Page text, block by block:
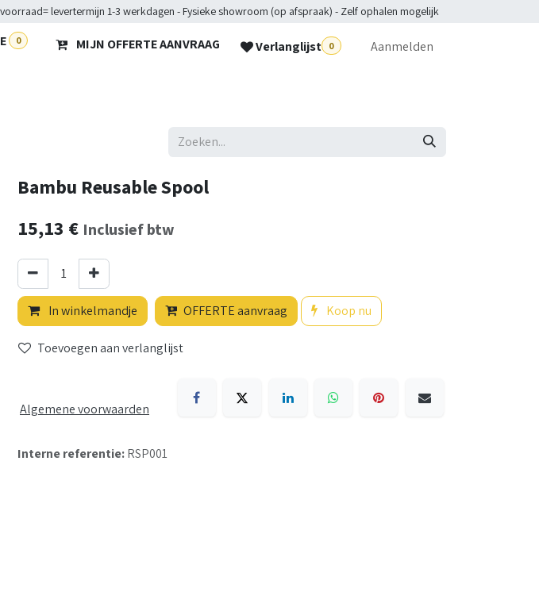
levertermijn 1-3 werkdagen - Fysieke showroom (op afspraak) - Zelf ophalen mogelijk
0 MIJN OFFERTE AANVRAAG Verlanglijst 0 Aanmelden
Bambu Reusable Spool
15,13 € Inclusief btw
In winkelmandje OFFERTE aanvraag Koop nu
Toevoegen aan verlanglijst
Algemene voorwaarden
Interne referentie:RSP001